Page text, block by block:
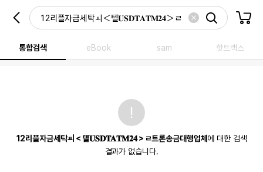
통합검색 eBook sam 핫트랙스
12리플자금세탁ㆉ＜텔𝐔𝐒𝐃𝐓𝐀𝐓𝐌𝟐𝟒＞ㄹ트론송금대행업체 에 대한 검색
결과가 없습니다.